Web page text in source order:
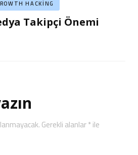
HACKING
Takipçi Önemi
Gerekli alanlar*ile